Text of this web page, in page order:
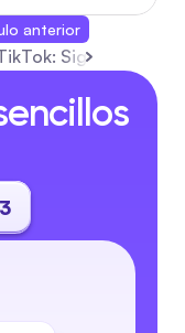
en comentarios
anterior
Significado,
3